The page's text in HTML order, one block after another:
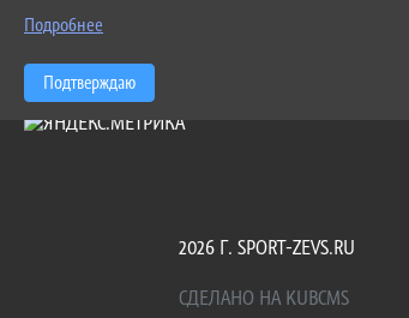
2026 Г. SPORT-ZEVS.RU
СДЕЛАНО НА KUBCMS
Подробнее
Подтверждаю